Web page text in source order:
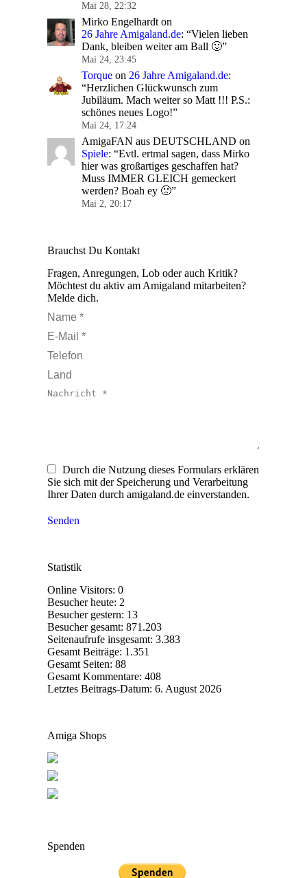
Mai 28, 22:32
Mirko Engelhardton
26 Jahre Amigaland.de: “Vielen lieben
Dank, bleiben weiter am Ball 🙂”
Mai 24, 23:45
Torque on 26 Jahre Amigaland.de:
“Herzlichen Glückwunsch zum
Jubiläum. Mach weiter so Matt !!! P.S.:
schönes neues Logo!”
Mai 24, 17:24
AmigaFAN aus DEUTSCHLAND on
Spiele: “Evtl. ertmal sagen, dass Mirko
hier was großartiges geschaffen hat?
Muss IMMER GLEICH gemeckert
werden? Boah ey 🙁”
Mai 2, 20:17
Brauchst Du Kontakt
Fragen, Anregungen, Lob oder auch Kritik?
Möchtest du aktiv am Amigaland mitarbeiten?
Melde dich.
Name *
E-Mail *
Telefon
Land
Nachricht *
Durch die Nutzung dieses Formulars erklären
Sie sich mit der Speicherung und Verarbeitung
Ihrer Daten durch amigaland.de einverstanden.
Senden
Statistik
Online Visitors: 0
Besucher heute: 2
Besucher gestern: 13
Besucher gesamt: 871.203
Seitenaufrufe insgesamt: 3.383
Gesamt Beiträge: 1.351
Gesamt Seiten: 88
Gesamt Kommentare: 408
Letztes Beitrags-Datum: 6. August 2026
Amiga Shops
Spenden